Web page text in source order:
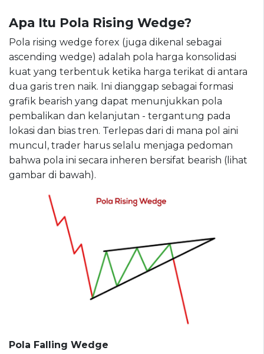
Apa Itu Pola Rising Wedge?
Pola rising wedge forex (juga dikenal sebagai
ascending wedge) adalah pola harga konsolidasi
kuat yang terbentuk ketika harga terikat di antara
dua garis tren naik. Ini dianggap sebagai formasi
grafik bearish yang dapat menunjukkan pola
pembalikan dan kelanjutan - tergantung pada
lokasi dan bias tren. Terlepas dari di mana pol aini
muncul, trader harus selalu menjaga pedoman
bahwa pola ini secara inheren bersifat bearish (lihat
gambar di bawah).
Pola Falling Wedge